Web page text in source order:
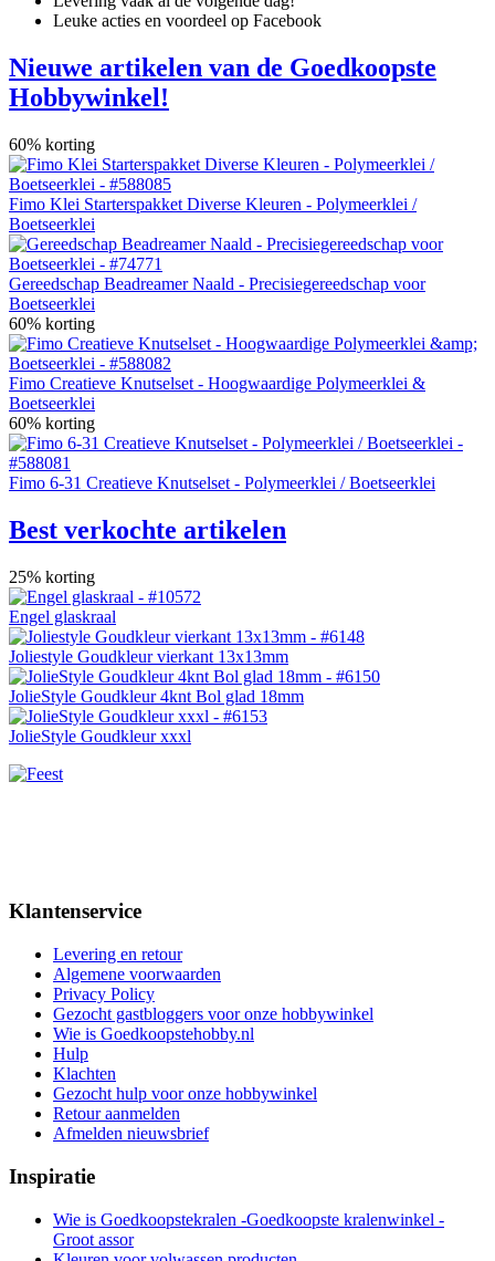
Leuke acties en voordeel op Facebook
Nieuwe artikelen van de Goedkoopste
Hobbywinkel!
60% korting
Fimo Klei Starterspakket Diverse Kleuren - Polymeerklei /
Boetseerklei
Gereedschap Beadreamer Naald - Precisiegereedschap voor
Boetseerklei
60% korting
Fimo Creatieve Knutselset - Hoogwaardige Polymeerklei &
Boetseerklei
60% korting
Fimo 6-31 Creatieve Knutselset - Polymeerklei / Boetseerklei
Best verkochte artikelen
25% korting
Engel glaskraal
Joliestyle Goudkleur vierkant 13x13mm
JolieStyle Goudkleur 4knt Bol glad 18mm
JolieStyle Goudkleur xxxl
Klantenservice
Levering en retour
Algemene voorwaarden
Privacy Policy
Gezocht gastbloggers voor onze hobbywinkel
Wie is Goedkoopstehobby.nl
Hulp
Klachten
Gezocht hulp voor onze hobbywinkel
Retour aanmelden
Afmelden nieuwsbrief
Inspiratie
Wie is Goedkoopstekralen -Goedkoopste kralenwinkel -
Groot assor